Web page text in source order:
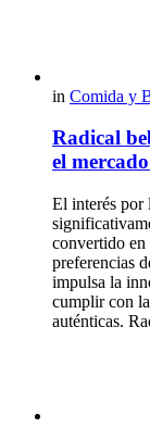
in Comida y
Radical
el
El interés por
convertido en
preferencias
impulsa la
cumplir con
auténticas.